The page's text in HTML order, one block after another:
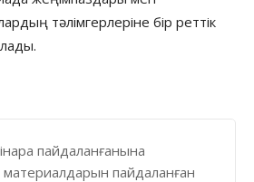
тәлімгерлеріне бір реттік
пайдаланғанына
материалдарын пайдаланған